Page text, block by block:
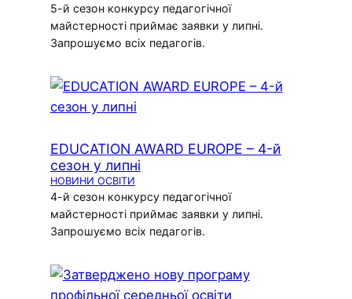
5-й сезон конкурсу педагогічної
майстерності приймає заявки у липні.
Запрошуємо всіх педагогів.
EDUCATION AWARD EUROPE – 4-й
сезон у липні
НОВИНИ ОСВІТИ
4-й сезон конкурсу педагогічної
майстерності приймає заявки у липні.
Запрошуємо всіх педагогів.